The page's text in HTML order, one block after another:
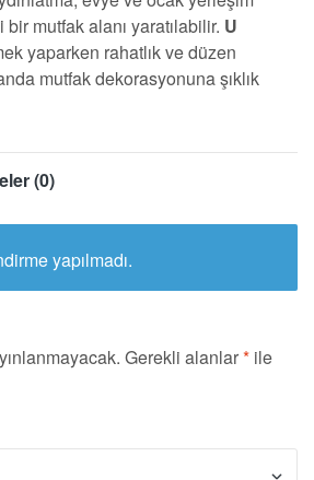
mutfak alanı yaratılabilir. U
yaparken rahatlık ve düzen
mutfak dekorasyonuna şıklık
(0)
yapılmadı.
Gerekli alanlar* ile